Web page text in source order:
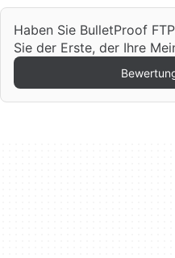
Haben Sie BulletProof
Sie der Erste, der Ihre